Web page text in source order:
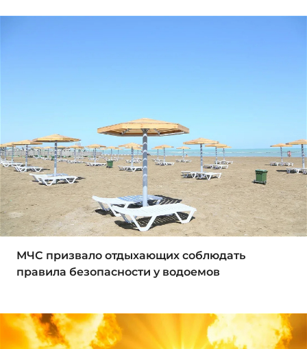
МЧС призвало отдыхающих соблюдать
правила безопасности у водоемов